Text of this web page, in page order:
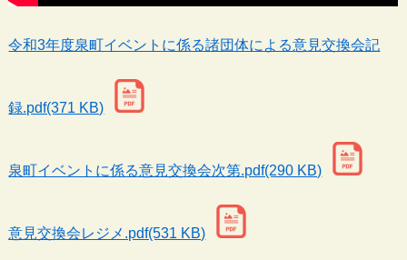
令和3年度泉町イベントに係る諸団体による意見交換会記
録.pdf(371 KB)
泉町イベントに係る意見交換会次第.pdf(290 KB)
意見交換会レジメ.pdf(531 KB)